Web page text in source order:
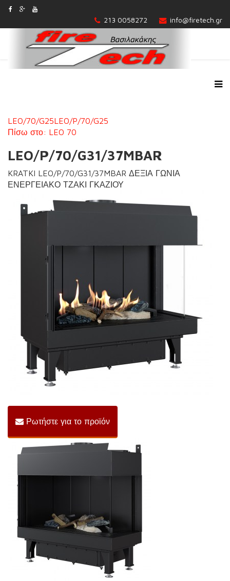
213 0058272 info@firetech.gr
LEO/70/G25LEO/P/70/G25
Πίσω στο: LEO 70
LEO/P/70/G31/37MBAR
KRATKI LEO/P/70/G31/37MBAR ΔΕΞΙΑ ΓΩΝΙΑ
ΕΝΕΡΓΕΙΑΚΟ ΤΖΑΚΙ ΓΚΑΖΙΟΥ
Ρωτήστε για το προϊόν